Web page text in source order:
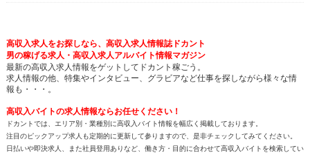
高収入求人をお探しなら、高収入求人情報誌ドカント
男の稼げる求人・高収入求人アルバイト情報マガジン
最新の高収入求人情報をゲットしてドカント稼ごう。
求人情報の他、特集やインタビュー、グラビアなど仕事を探しながら様々な情
報も・・・。
高収入バイトの求人情報ならお任せください！
ドカントでは、エリア別・業種別に高収入バイト情報を幅広く掲載しております。
注目のピックアップ求人も定期的に更新して参りますので、是非チェックしてみてください。
日払いや即決求人、また社員登用ありなど、働き方・目的に合わせて高収入バイトを検索してい